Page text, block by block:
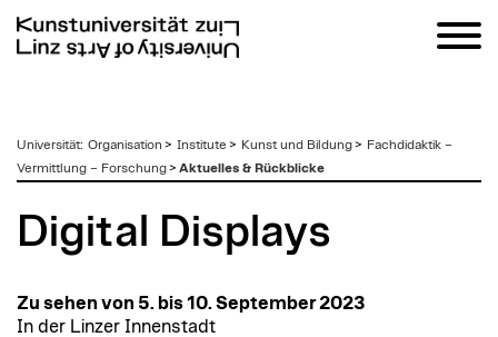
zum
Inhalt
Universität: Organisation > Institute > Kunst und Bildung> Fachdidaktik –
Vermittlung – Forschung> Aktuelles & Rückblicke
Digital Displays
Zu sehen von 5. bis 10. September 2023
In der Linzer Innenstadt